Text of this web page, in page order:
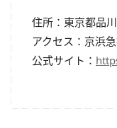
住所：東京都品
アクセス：京浜
公式サイト：